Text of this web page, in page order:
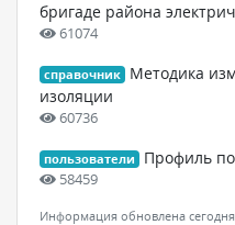
бригаде района
61074
справочник
Методика
изоляции
60736
пользователи Профиль
58459
Информация обновлена